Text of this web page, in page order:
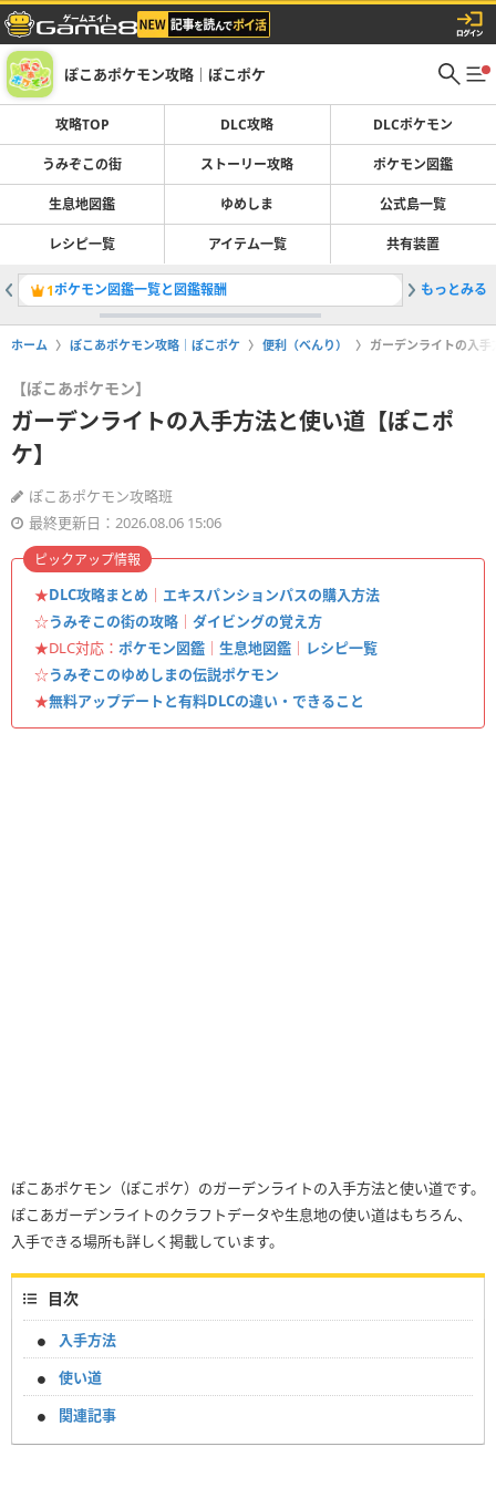
ぽこあポケモン攻略｜ぽこポケ
攻略TOP DLC攻略 DLCポケモン
うみぞこの街 ストーリー攻略 ポケモン図鑑
生息地図鑑 ゆめしま 公式島一覧
レシピ一覧 アイテム一覧 共有装置
1ポケモン図鑑一覧と図鑑報酬 2ブクブ
もっとみる
ホーム ぽこあポケモン攻略｜ぽこポケ 便利（べんり） ガーデンライトの入
【ぽこあポケモン】
ガーデンライトの入手方法と使い道【ぽこポ
ケ】
ぽこあポケモン攻略班
最終更新日：2026.08.06 15:06
★DLC攻略まとめ ｜ エキスパンションパスの購入方法
☆うみぞこの街の攻略 ｜ ダイビングの覚え方
★DLC対応： ポケモン図鑑 ｜ 生息地図鑑 ｜ レシピ一覧
☆うみぞこのゆめしまの伝説ポケモン
★無料アップデートと有料DLCの違い・できること
ピックアップ情報
ぽこあポケモン（ぽこポケ）のガーデンライトの入手方法と使い道です。
ぽこあガーデンライトのクラフトデータや生息地の使い道はもちろん、
入手できる場所も詳しく掲載しています。
目次
入手方法
使い道
関連記事